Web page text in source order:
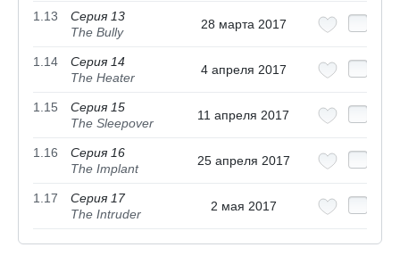
1.13
Серия 13
The Bully
28 марта 2017
1.14
Серия 14
The Heater
4 апреля 2017
1.15
Серия 15
The Sleepover
11 апреля 2017
1.16
Серия 16
The Implant
25 апреля 2017
1.17
Серия 17
The Intruder
2 мая 2017